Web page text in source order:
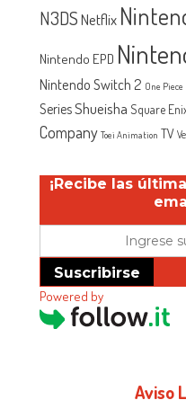
N3DSNetflix
Nintendo EPD
Nintendo Switch 2 One Piece
SeriesShueisha Square
Company Toei Animation TV
¡Recibe las
Suscribirse
Powered by
Aviso